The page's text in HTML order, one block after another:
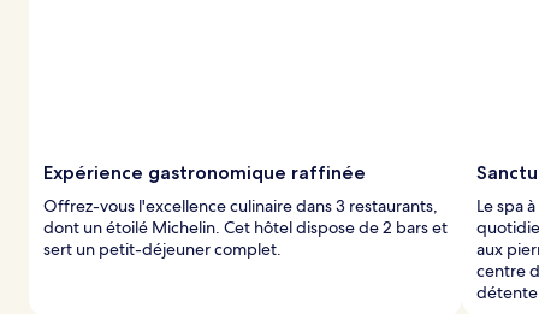
s
Expérience gastronomique raffinée
Offrez-vous l'excellence culinaire dans 3 restaurants,
dont un étoilé Michelin. Cet hôtel dispose de 2 bars et
sert un petit-déjeuner complet.
Le spa
aux
centre